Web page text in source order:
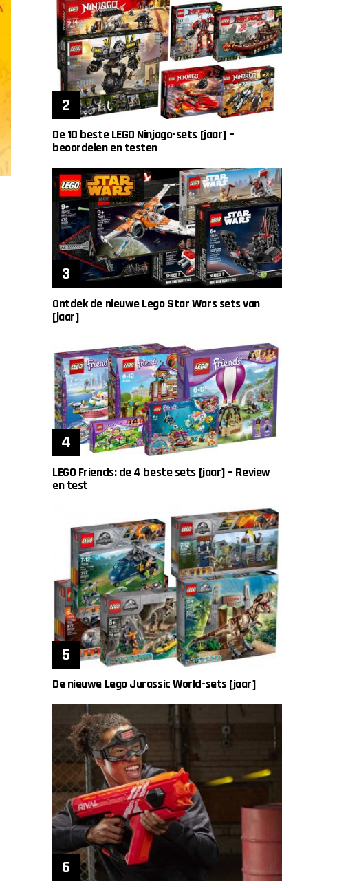
De 10 beste LEGO Ninjago-sets [jaar] –
beoordelen en testen
Ontdek de nieuwe Lego Star Wars sets van
[jaar]
LEGO Friends: de 4 beste sets [jaar] – Review
en test
De nieuwe Lego Jurassic World-sets [jaar]